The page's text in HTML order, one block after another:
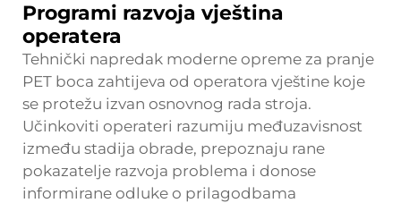
Programi razvoja vještina
operatera
Tehnički napredak moderne opreme za pranje
PET boca zahtijeva od operatora vještine koje
se protežu izvan osnovnog rada stroja.
Učinkoviti operateri razumiju međuzavisnost
između stadija obrade, prepoznaju rane
pokazatelje razvoja problema i donose
informirane odluke o prilagodbama